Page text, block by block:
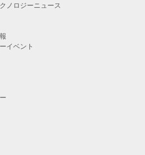
ノロジーニュース
イベント